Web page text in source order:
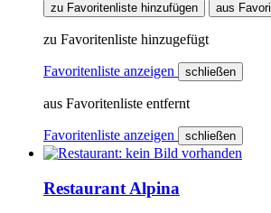
zu Favoritenliste hinzufügen aus
zu Favoritenliste hinzugefügt
Favoritenliste anzeigen schließen
aus Favoritenliste entfernt
Favoritenliste anzeigen schließen
Restaurant Alpina